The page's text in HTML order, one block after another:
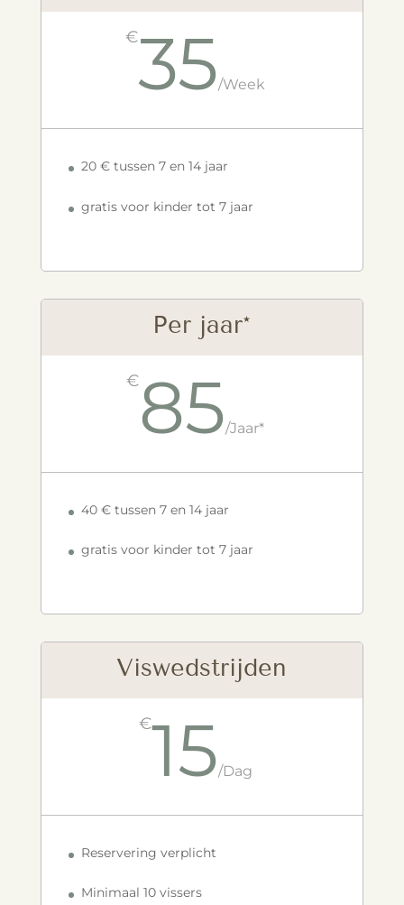
€35/Week
20 € tussen 7 en 14 jaar
gratis voor kinder tot 7 jaar
Per jaar*
€85/Jaar*
40 € tussen 7 en 14 jaar
gratis voor kinder tot 7 jaar
Viswedstrijden
€15/Dag
Reservering verplicht
Minimaal 10 vissers